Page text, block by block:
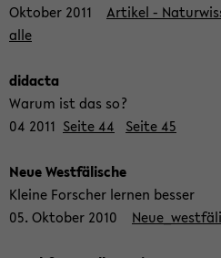
Ok­to­ber 2011 Ar­ti­kel -
alle
di­dac­ta
Warum ist das so?
04 2011 Seite 44 Seite 45
Neue West­fä­li­sche
Klei­ne For­scher ler­nen bes­ser
05. Ok­to­ber 2010